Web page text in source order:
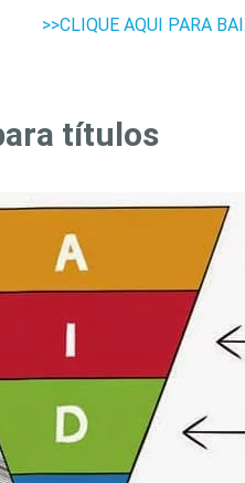
>>CLIQUE AQUI PARA
títulos